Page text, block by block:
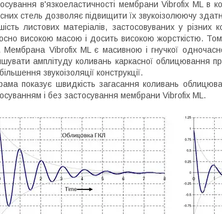
в'язкоеластичності мембрани Vibrofix ML в
стель дозволяє підвищити їх звукоізолюючу
листових матеріалів, застосовуваних у
високою масою і досить високою жорсткістю.
Мембрана Vibrofix ML є масивною і гнучкої
амплітуду коливань каркасної облицювання
звукоізоляції конструкції.
показує швидкість загасання коливань
і без застосування мембрани Vibrofix ML.